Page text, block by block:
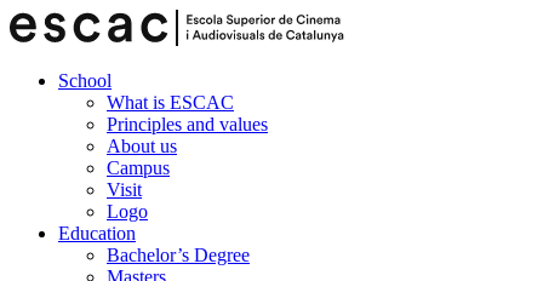
School
What is ESCAC
Principles and values
About us
Campus
Visit
Logo
Education
Bachelor’s Degree
Masters